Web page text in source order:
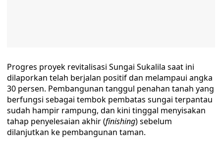
Progres proyek revitalisasi Sungai Sukalila saat ini
dilaporkan telah berjalan positif dan melampaui angka
30 persen. Pembangunan tanggul penahan tanah yang
berfungsi sebagai tembok pembatas sungai terpantau
sudah hampir rampung, dan kini tinggal menyisakan
tahap penyelesaian akhir (finishing) sebelum
dilanjutkan ke pembangunan taman.